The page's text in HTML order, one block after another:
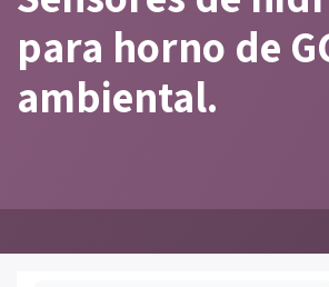
para horno de
ambiental.